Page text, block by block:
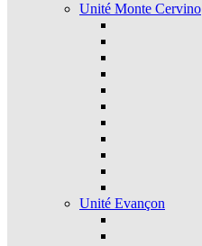
Unité Monte Cervino
Unité Evançon